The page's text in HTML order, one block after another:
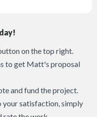
on the top right.
to get Matt's proposal
and fund the project.
your satisfaction, simply